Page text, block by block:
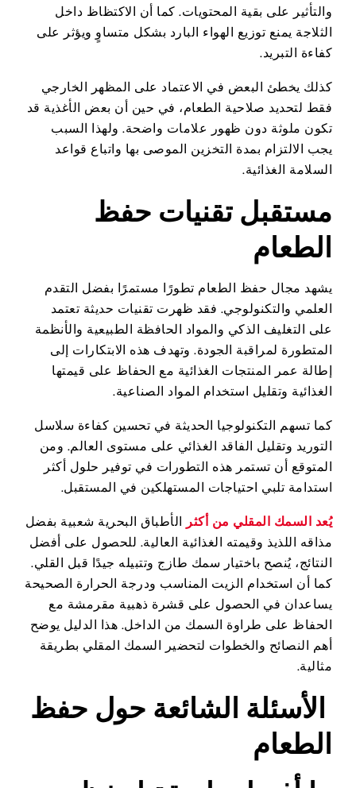
والتأثير على بقية المحتويات. كما أن الاكتظاظ داخل
الثلاجة يمنع توزيع الهواء البارد بشكل متساوٍ ويؤثر على
كفاءة التبريد.
كذلك يخطئ البعض في الاعتماد على المظهر الخارجي
فقط لتحديد صلاحية الطعام، في حين أن بعض الأغذية قد
تكون ملوثة دون ظهور علامات واضحة. ولهذا السبب
يجب الالتزام بمدة التخزين الموصى بها واتباع قواعد
السلامة الغذائية.
مستقبل تقنيات حفظ
الطعام
يشهد مجال حفظ الطعام تطورًا مستمرًا بفضل التقدم
العلمي والتكنولوجي. فقد ظهرت تقنيات حديثة تعتمد
على التغليف الذكي والمواد الحافظة الطبيعية والأنظمة
المتطورة لمراقبة الجودة. وتهدف هذه الابتكارات إلى
إطالة عمر المنتجات الغذائية مع الحفاظ على قيمتها
الغذائية وتقليل استخدام المواد الصناعية.
كما تسهم التكنولوجيا الحديثة في تحسين كفاءة سلاسل
التوريد وتقليل الفاقد الغذائي على مستوى العالم. ومن
المتوقع أن تستمر هذه التطورات في توفير حلول أكثر
استدامة تلبي احتياجات المستهلكين في المستقبل.
يُعد السمك المقلي من أكثر الأطباق البحرية شعبية بفضل
مذاقه اللذيذ وقيمته الغذائية العالية. للحصول على أفضل
النتائج، يُنصح باختيار سمك طازج وتتبيله جيدًا قبل القلي.
كما أن استخدام الزيت المناسب ودرجة الحرارة الصحيحة
يساعدان في الحصول على قشرة ذهبية مقرمشة مع
الحفاظ على طراوة السمك من الداخل. هذا الدليل يوضح
أهم النصائح والخطوات لتحضير السمك المقلي بطريقة
مثالية.
الأسئلة الشائعة حول حفظ
الطعام